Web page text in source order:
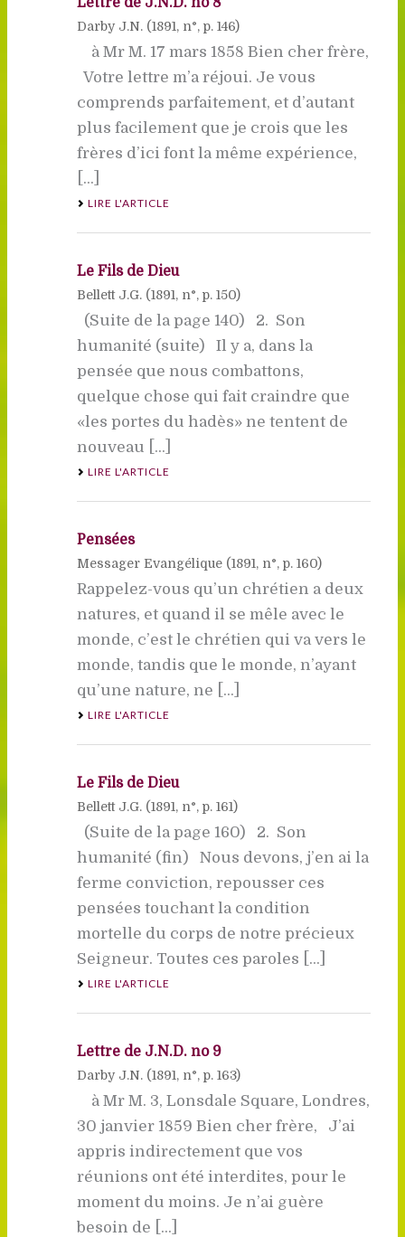
Darby J.N. (1891, n°, p. 146)
à Mr M. 17 mars 1858 Bien cher frère,
Votre lettre m’a réjoui. Je vous
comprends parfaitement, et d’autant
plus facilement que je crois que les
frères d’ici font la même expérience,
[...]
LIRE L'ARTICLE
Le Fils de Dieu
Bellett J.G. (1891, n°, p. 150)
(Suite de la page 140) 2. Son
humanité (suite) Il y a, dans la
pensée que nous combattons,
quelque chose qui fait craindre que
«les portes du hadès» ne tentent de
nouveau [...]
LIRE L'ARTICLE
Pensées
Messager Evangélique (1891, n°, p. 160)
Rappelez-vous qu’un chrétien a deux
natures, et quand il se mêle avec le
monde, c’est le chrétien qui va vers le
monde, tandis que le monde, n’ayant
qu’une nature, ne [...]
LIRE L'ARTICLE
Le Fils de Dieu
Bellett J.G. (1891, n°, p. 161)
(Suite de la page 160) 2. Son
humanité (fin) Nous devons, j’en ai la
ferme conviction, repousser ces
pensées touchant la condition
mortelle du corps de notre précieux
Seigneur. Toutes ces paroles [...]
LIRE L'ARTICLE
Lettre de J.N.D. no 9
Darby J.N. (1891, n°, p. 163)
à Mr M. 3, Lonsdale Square, Londres,
30 janvier 1859 Bien cher frère, J’ai
appris indirectement que vos
réunions ont été interdites, pour le
moment du moins. Je n’ai guère
besoin de [...]